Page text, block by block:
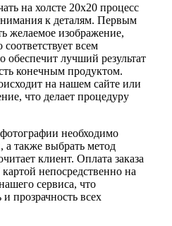
на холсте 20х20 процесс
к деталям. Первым
желаемое изображение,
всем
обеспечит лучший результат
конечным продуктом.
на нашем сайте или
что делает процедуру
необходимо
а также выбрать метод
клиент. Оплата заказа
непосредственно на
сервиса, что
и прозрачность всех